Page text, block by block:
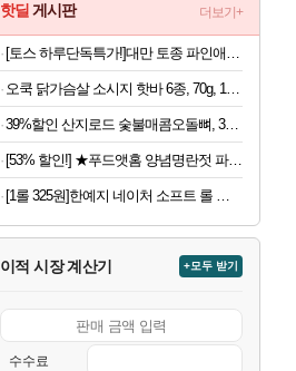
핫딜 게시판 더보기+
39%할인 산지로드 숯불매콤오돌뼈, 300g, 4팩
[53% 할인!] ★푸드앳홈 양념명란젓 파지, 1kg, 1개
[1롤 325원]한예지 네이처 소프트 롤 화장지, 3겹, 27m, 30롤, 2팩
이적 시장 계산기 +모두 받기
수수료